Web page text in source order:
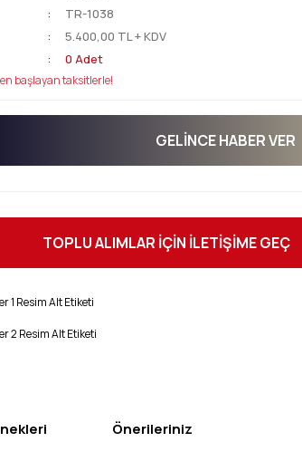
TR-1038
5.400,00 TL + KDV
0 Adet
başlayan taksitlerle!
GELINCE HABER VER
TOPLU ALIMLAR İÇİN İLETİŞİME GEÇ
Önerileriniz